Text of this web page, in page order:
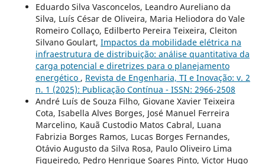
Eduardo Silva Vasconcelos, Leandro Aureliano da
Silva, Luís César de Oliveira, Maria Heliodora do Vale
Romeiro Collaço, Edilberto Pereira Teixeira, Cleiton
Silvano Goulart, Impactos da mobilidade elétrica na
infraestrutura de distribuição: análise quantitativa da
carga potencial e diretrizes para o planejamento
energético , Revista de Engenharia, TI e Inovação: v. 2
n. 1 (2025): Publicação Contínua - ISSN: 2966-2508
André Luís de Souza Filho, Giovane Xavier Teixeira
Cota, Isabella Alves Borges, José Manuel Ferreira
Marcelino, Kauã Custodio Matos Cabral, Luana
Fabrizia Borges Ramos, Lucas Borges Fernandes,
Otávio Augusto da Silva Rosa, Paulo Oliveiro Lima
Figueiredo, Pedro Henrique Soares Pinto, Victor Hugo